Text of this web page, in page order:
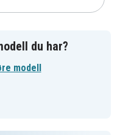
du har?
modell